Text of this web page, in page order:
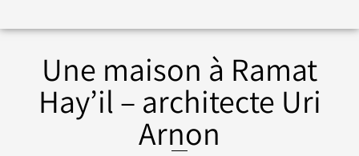
Une maison à Ramat
Hay’il – architecte Uri
Arnon